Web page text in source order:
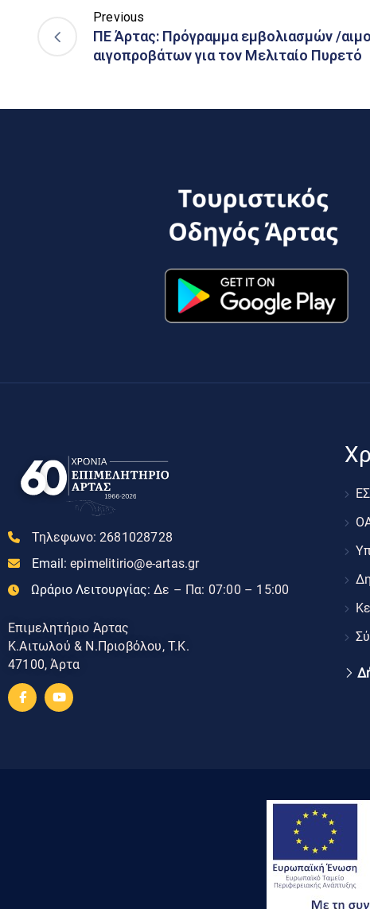
Previous
ΠΕ Άρτας: Πρόγραμμα εμβολιασμών /
αιγοπροβάτων για τον Μελιταίο Πυρετό
Τηλεφωνο: 2681028728
Email: epimelitirio@e-artas.gr
Ωράριο Λειτουργίας: Δε – Πα: 07:00 – 15:00
Επιμελητήριο Άρτας
Κ.Αιτωλού & Ν.Πριοβόλου, Τ.Κ.
47100, Άρτα